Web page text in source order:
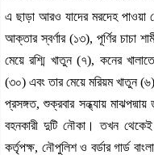
এ ছাড়া আরও যাদের মরদেহ পাওয়া
আক্তার স্বর্ণার (১৩), পূর্ণির চাচা
মেয়ে রশ্মি খাতুন (৭), কনের
(৩০) এবং তার মেয়ে মরিয়ম খাতুন
প্রসঙ্গত, শুক্রবার সন্ধ্যায়
বহনকারী দুটি নৌকা। তখন থেকেই
কর্তৃপক্ষ, নৌপুলিশ ও বর্ডার গার্ড